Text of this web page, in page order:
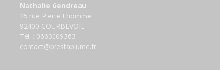
Nathalie Gendreau
25 rue Pierre Lhomme
92400 COURBEVOIE
Tél. : 0663009363
contact@prestaplume.fr